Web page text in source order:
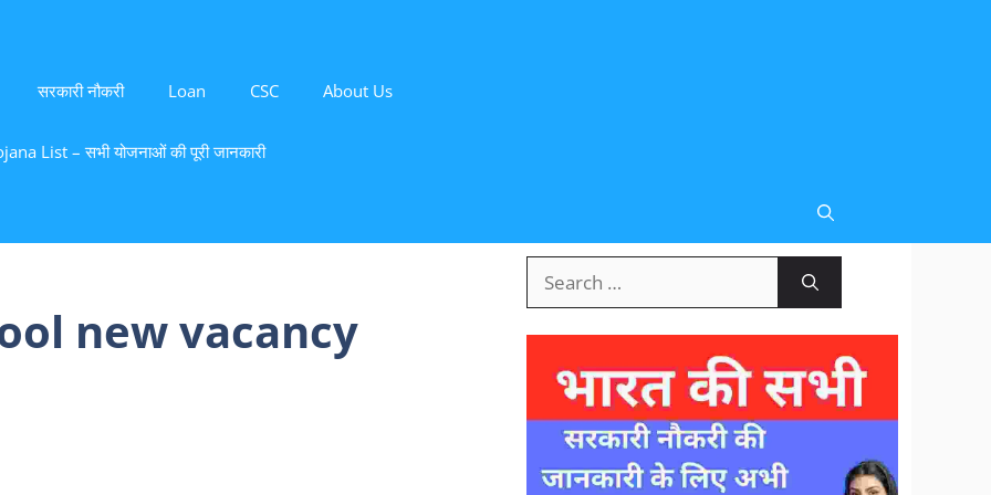
सरकारी नौकरी Loan CSC About Us
List – सभी योजनाओं की पूरी जानकारी
new vacancy
for: